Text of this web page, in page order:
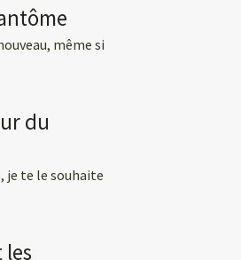
même si
du
je te le souhaite
les